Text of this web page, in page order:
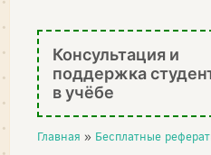
Консультация и
поддержка
в учёбе
Главная » Бесплатные